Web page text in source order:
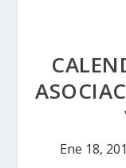
Ene 18,